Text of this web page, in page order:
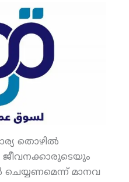
തൊഴില്‍
ചെയ്യണമെന്ന് മാനവ